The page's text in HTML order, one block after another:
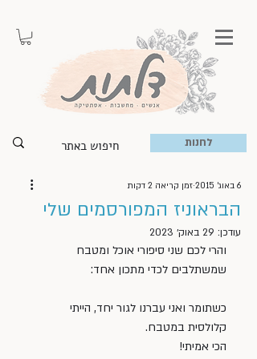
לחנות
הבראוניז המפורסמים שלי
6 באוג׳ 2015 זמן קריאה 2 דקות
עודכן: 29 באוק׳ 2023
והרי לכם שני סיפורי אוכל ומטבח
שמשתלבים לכדי מתכון אחד:
כשתומר ואני עברנו לגור יחד, הייתי
קלולסית במטבח.
הכי אמיתי!